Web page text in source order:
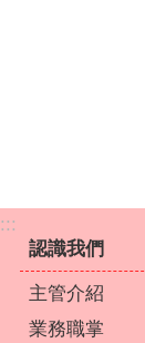
:::
認識我們
主管介紹
業務職掌